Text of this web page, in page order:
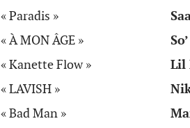
« Paradis »
« À MON ÂGE »
So’
« Kanette Flow »
Lil
« LAVISH »
« Bad Man »